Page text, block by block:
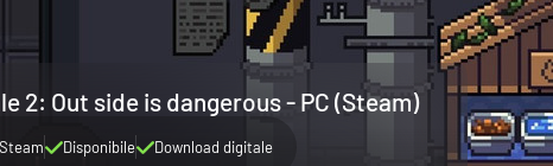
2: Out side is dangerous - PC (Steam)
Steam Disponibile Download digitale